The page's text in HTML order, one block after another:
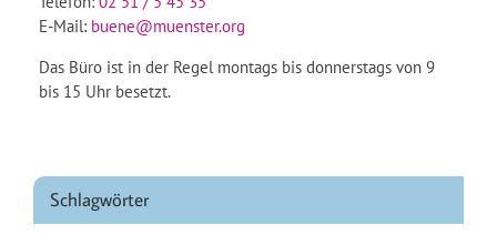
E-Mail: buene@muenster.org
Das Büro ist in der Regel montags bis donnerstags von 9
bis 15 Uhr besetzt.
Schlagwörter